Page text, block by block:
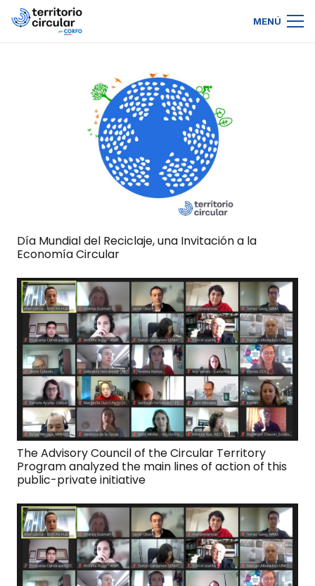
MENÚ
Día Mundial del Reciclaje, una Invitación a la
Economía Circular
The Advisory Council of the Circular Territory
Program analyzed the main lines of action of this
public-private initiative